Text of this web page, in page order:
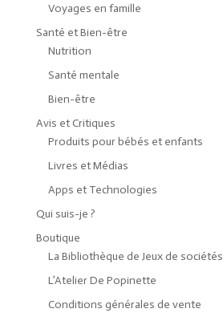
Voyages en famille
Santé et Bien-être
Nutrition
Santé mentale
Bien-être
Avis et Critiques
Produits pour bébés et enfants
Livres et Médias
Apps et Technologies
Qui suis-je ?
Boutique
La Bibliothèque de Jeux de
L’Atelier De Popinette
Conditions générales de vente